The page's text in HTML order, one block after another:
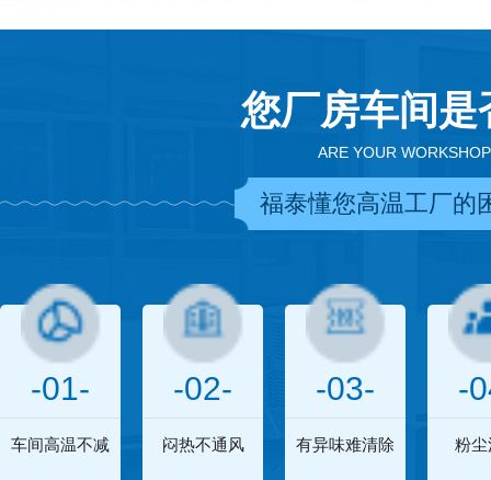
您厂房车间
ARE YOUR
福泰懂您高温工厂的
-01-
车间高温不减
-02-
闷热不通风
-03-
有异味难清除
-
粉尘